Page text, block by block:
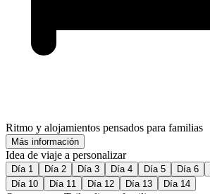
Ritmo y alojamientos pensados para familias
Más información
Idea de viaje a personalizar
Día 1 Día 2 Día 3 Día 4 Día 5 Día 6
Día 10
Día 11 Día 12 Día 13 Día 14